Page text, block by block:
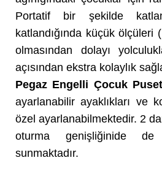
Portatif bir şekilde
katlandığında küçük ölçüleri (
olmasından dolayı
açısından ekstra kolaylık
Pegaz Engelli Çocuk
ayarlanabilir ayaklıkları ve
özel ayarlanabilmektedir. 2
oturma genişliğinide de
sunmaktadır.